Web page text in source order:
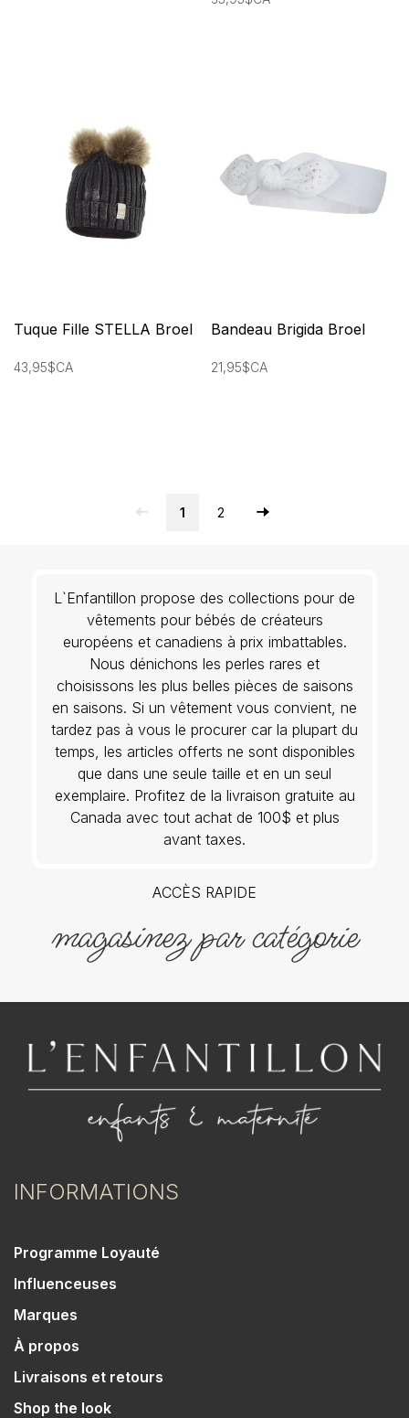
Tuque Fille STELLA Broel
43,95$CA
Bandeau Brigida Broel
21,95$CA
1 2
L`Enfantillon propose des collections pour de
vêtements pour bébés de créateurs
européens et canadiens à prix imbattables.
Nous dénichons les perles rares et
choisissons les plus belles pièces de saisons
en saisons. Si un vêtement vous convient, ne
tardez pas à vous le procurer car la plupart du
temps, les articles offerts ne sont disponibles
que dans une seule taille et en un seul
exemplaire. Profitez de la livraison gratuite au
Canada avec tout achat de 100$ et plus
avant taxes.
ACCÈS RAPIDE
magasinez par catégorie
INFORMATIONS
Programme Loyauté
Influenceuses
Marques
À propos
Livraisons et retours
Shop the look